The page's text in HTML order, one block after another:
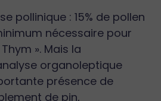
: 15% de pollen
nécessaire pour
». Mais la
organoleptique
présence de
de pin,